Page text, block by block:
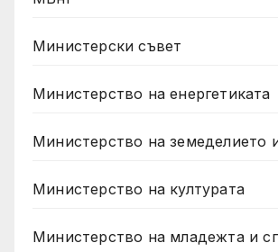
Министерски съвет
Министерство на енергетиката
Министерство на земеделието
Министерство на културата
Министерство на младежта и